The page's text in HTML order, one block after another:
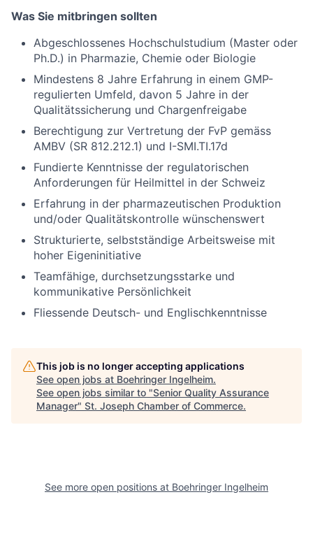
Was Sie mitbringen sollten
Abgeschlossenes Hochschulstudium (Master oder
Ph.D.) in Pharmazie, Chemie oder Biologie
Mindestens 8 Jahre Erfahrung in einem GMP-
regulierten Umfeld, davon 5 Jahre in der
Qualitätssicherung und Chargenfreigabe
Berechtigung zur Vertretung der FvP gemäss
AMBV (SR 812.212.1) und I-SMI.TI.17d
Fundierte Kenntnisse der regulatorischen
Anforderungen für Heilmittel in der Schweiz
Erfahrung in der pharmazeutischen Produktion
und/oder Qualitätskontrolle wünschenswert
Strukturierte, selbstständige Arbeitsweise mit
hoher Eigeninitiative
Teamfähige, durchsetzungsstarke und
kommunikative Persönlichkeit
Fliessende Deutsch- und Englischkenntnisse
This job is no longer accepting applications
See open jobs at Boehringer Ingelheim.
See open jobs similar to "Senior Quality Assurance
Manager" St. Joseph Chamber of Commerce.
See more open positions at Boehringer Ingelheim